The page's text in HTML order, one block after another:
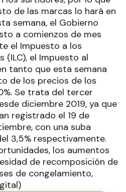
de las marcas lo hará en
semana, el Gobierno
a comienzos de mes
el Impuesto a los
(ILC), el Impuesto al
tanto que esta semana
de los precios de los
Se trata del tercer
diciembre 2019, ya que
registrado el 19 de
con una suba
3,5% respectivamente.
los aumentos
de recomposición de
de congelamiento,